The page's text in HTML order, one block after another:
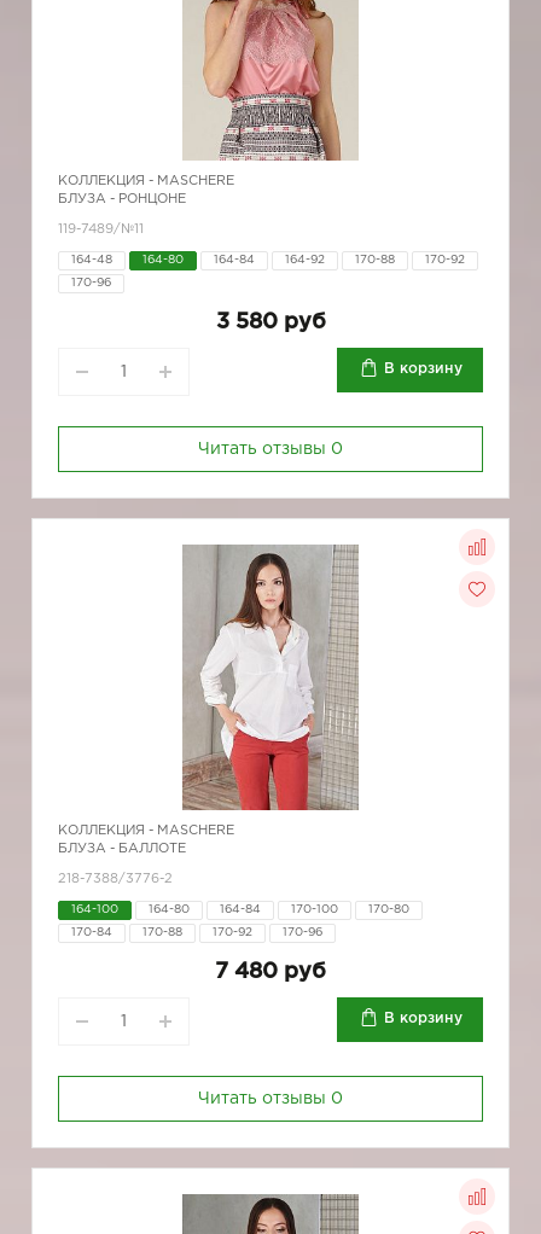
КОЛЛЕКЦИЯ - MASCHERE
БЛУЗА - РОНЦОНЕ
119-7489/№11
164-48 164-80 164-84 164-92 170-88 170-92
170-96
3 580 руб
В корзину
Читать отзывы 0
КОЛЛЕКЦИЯ - MASCHERE
БЛУЗА - БАЛЛОТЕ
218-7388/3776-2
164-100 164-80 164-84 170-100 170-80
170-84 170-88 170-92 170-96
7 480 руб
В корзину
Читать отзывы 0